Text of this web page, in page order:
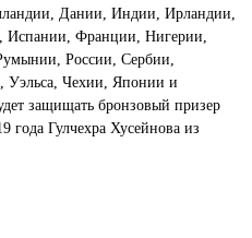
Дании, Индии, Ирландии,
Испании, Франции, Нигерии,
России, Сербии,
Чехии, Японии и
защищать бронзовый призер
года Гулчехра Хусейнова из